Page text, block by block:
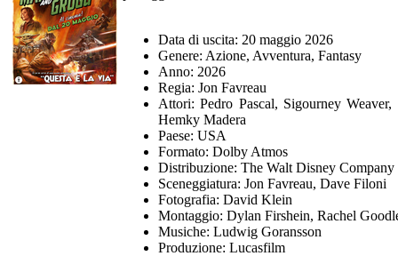
Data di uscita: 20 maggio 2026
Genere: Azione, Avventura, Fantasy
Anno: 2026
Regia: Jon Favreau
Attori: Pedro Pascal, Sigourney
Hemky Madera
Paese: USA
Formato: Dolby Atmos
Distribuzione: The Walt Disney Company
Sceneggiatura: Jon Favreau, Dave Filoni
Fotografia: David Klein
Montaggio: Dylan Firshein, Rachel
Musiche: Ludwig Goransson
Produzione: Lucasfilm